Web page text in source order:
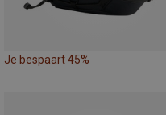
Je bespaart 45%